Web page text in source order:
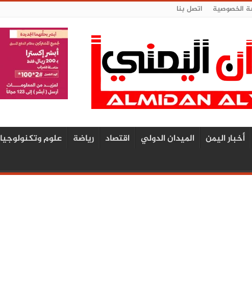
الخصوصية اتصل بنا
أخبار اليمن الميدان الدولي اقتصاد رياضة علوم وتكنولوجيا